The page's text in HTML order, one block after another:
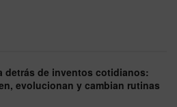
detrás de inventos cotidianos:
evolucionan y cambian rutinas